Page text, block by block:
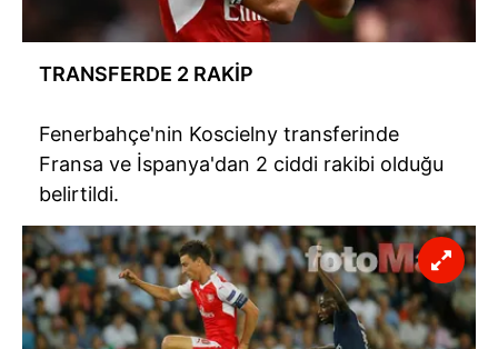
TRANSFERDE 2 RAKİP
Fenerbahçe'nin Koscielny transferinde
Fransa ve İspanya'dan 2 ciddi rakibi olduğu
belirtildi.